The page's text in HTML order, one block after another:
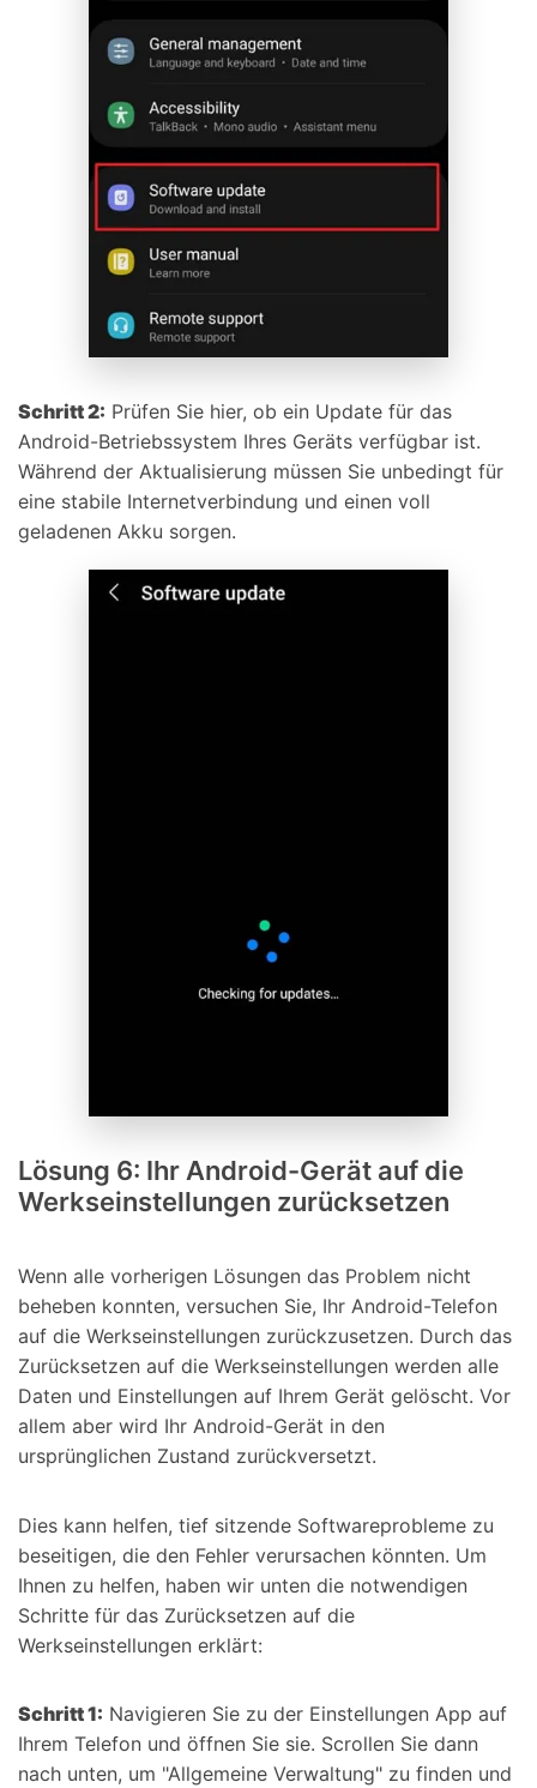
Schritt 2: Prüfen Sie hier, ob ein Update für das
Android-Betriebssystem Ihres Geräts verfügbar ist.
Während der Aktualisierung müssen Sie unbedingt für
eine stabile Internetverbindung und einen voll
geladenen Akku sorgen.
Lösung 6: Ihr Android-Gerät auf die
Werkseinstellungen zurücksetzen
Wenn alle vorherigen Lösungen das Problem nicht
beheben konnten, versuchen Sie, Ihr Android-Telefon
auf die Werkseinstellungen zurückzusetzen. Durch das
Zurücksetzen auf die Werkseinstellungen werden alle
Daten und Einstellungen auf Ihrem Gerät gelöscht. Vor
allem aber wird Ihr Android-Gerät in den
ursprünglichen Zustand zurückversetzt.
Dies kann helfen, tief sitzende Softwareprobleme zu
beseitigen, die den Fehler verursachen könnten. Um
Ihnen zu helfen, haben wir unten die notwendigen
Schritte für das Zurücksetzen auf die
Werkseinstellungen erklärt:
Schritt 1: Navigieren Sie zu der Einstellungen App auf
Ihrem Telefon und öffnen Sie sie. Scrollen Sie dann
nach unten, um "Allgemeine Verwaltung" zu finden und